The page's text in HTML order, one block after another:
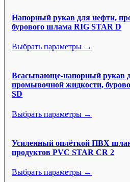
Напорный рукав для нефти,
бурового шлама RIG STAR D
Выбрать параметры →
Всасывающе-напорный рукав
промывочной жидкости,
SD
Выбрать параметры →
Усиленный оплёткой ПВХ
продуктов PVC STAR CR 2
Выбрать параметры →